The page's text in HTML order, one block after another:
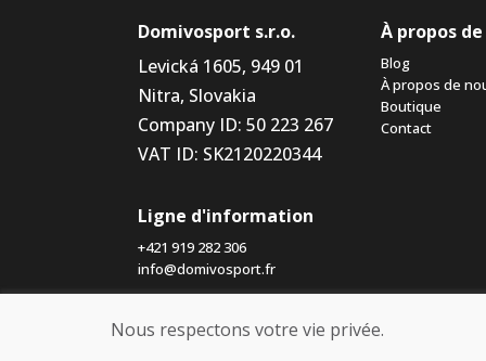
Domivosport s.r.o.
Levická 1605, 949 01
Nitra, Slovakia
Company ID: 50 223 267
VAT ID: SK2120220344
Ligne d'information
+421 919 282 306
info@domivosport.fr
À propos
Blog
À propos de
Boutique
Contact
Nous respectons votre vie privée.